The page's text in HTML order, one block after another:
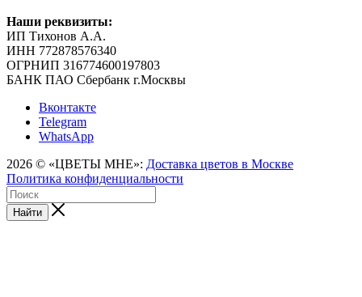
Наши реквизиты:
ИП Тихонов А.А.
ИНН 772878576340
ОГРНИП 316774600197803
БАНК ПАО Сбербанк г.Москвы
Вконтакте
Telegram
WhatsApp
2026 © «ЦВЕТЫ МНЕ»: Доставка цветов в Москве
Политика конфиденциальности
Найти